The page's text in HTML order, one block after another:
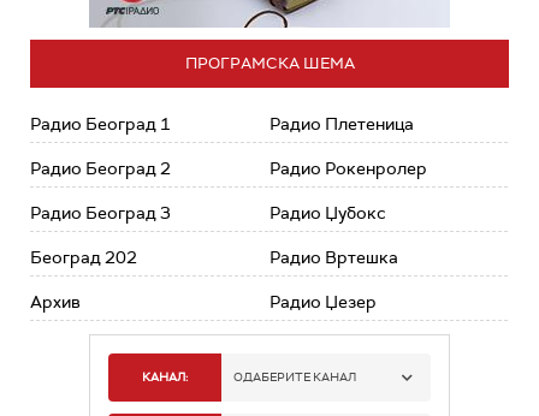
ПРОГРАМСКА ШЕМА
Радио Београд 1
Радио Београд 2
Радио Београд 3
Београд 202
Архив
Радио Плетеница
Радио Рокенролер
Радио Џубокс
Радио Вртешка
Радио Џезер
КАНАЛ: ОДАБЕРИТЕ КАНАЛ